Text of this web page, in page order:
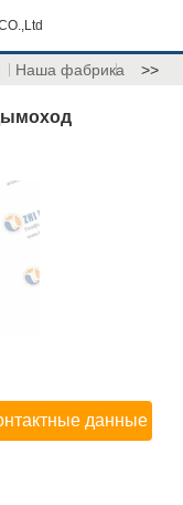
Наша фабрика >>
данные